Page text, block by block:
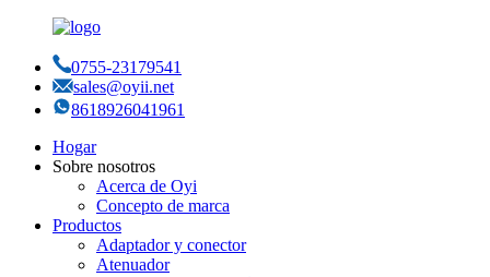
0755-23179541
sales@oyii.net
8618926041961
Hogar
Sobre nosotros
Acerca de Oyi
Concepto de marca
Productos
Adaptador y conector
Atenuador